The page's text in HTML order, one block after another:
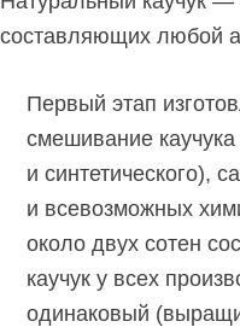
составляющих любой
Первый этап
смешивание каучука
и синтетического),
и всевозможных
около двух сотен
каучук у всех
одинаковый